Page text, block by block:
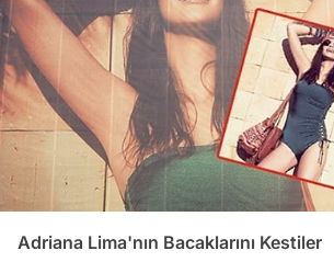
Adriana Lima'nın Bacaklarını Kestiler